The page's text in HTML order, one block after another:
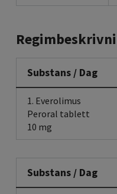
Substans / Dag
1. Everolimus
Peroral tablett
10 mg
Substans / Dag